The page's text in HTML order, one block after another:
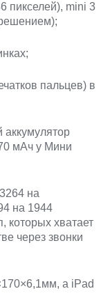
пикселей), mini 3
пальцев) в
мАч у Мини
на
на 1944
которых хватает
через звонки
а iPad